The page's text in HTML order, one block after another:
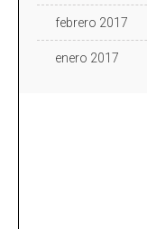
febrero 2017
enero 2017